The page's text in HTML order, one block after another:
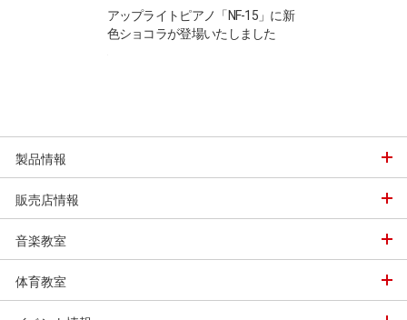
アップライトピアノ「NF-15」に新
色ショコラが登場いたしました
製品情報
販売店情報
音楽教室
体育教室